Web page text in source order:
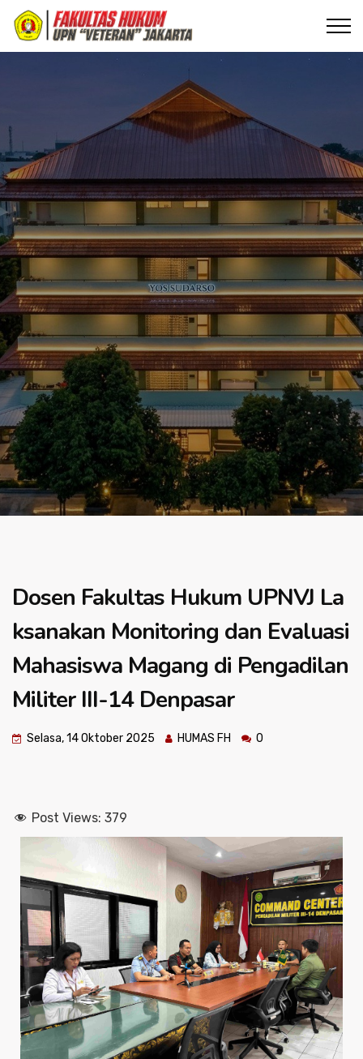
Dosen Fakultas Hukum UPNVJ La
ksanakan Monitoring dan Evaluasi
Mahasiswa Magang di Pengadilan
Militer III-14 Denpasar
Selasa, 14 Oktober 2025 HUMAS FH 0
Post Views: 379